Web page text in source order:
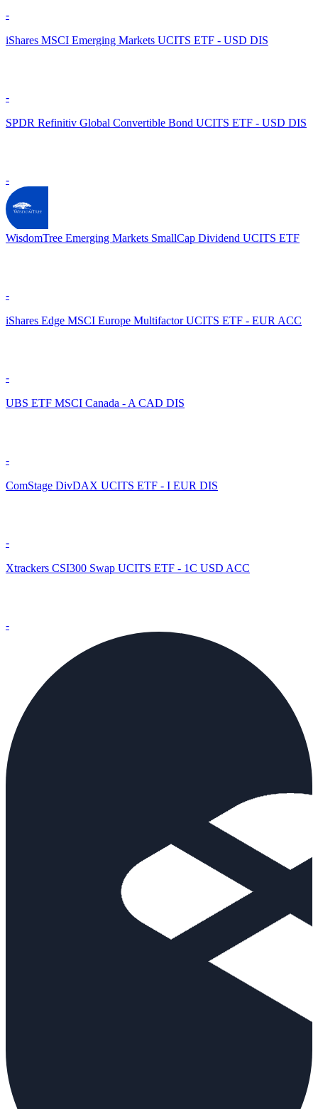
-
iShares MSCI Emerging Markets UCITS ETF - USD DIS
-
SPDR Refinitiv Global Convertible Bond UCITS ETF - USD DIS
-
WisdomTree Emerging Markets SmallCap Dividend UCITS ETF
-
iShares Edge MSCI Europe Multifactor UCITS ETF - EUR ACC
-
UBS ETF MSCI Canada - A CAD DIS
-
ComStage DivDAX UCITS ETF - I EUR DIS
-
Xtrackers CSI300 Swap UCITS ETF - 1C USD ACC
-